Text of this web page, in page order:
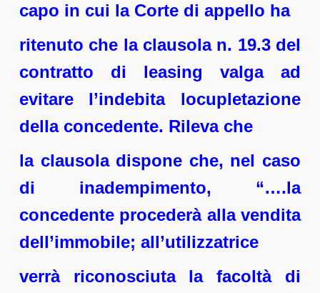
capo in cui la Corte di appello ha
ritenuto che la clausola n. 19.3 del
contratto di leasing valga ad
evitare l’indebita locupletazione
della concedente. Rileva che
la clausola dispone che, nel caso
di inadempimento, “….la
concedente procederà alla vendita
dell’immobile; all’utilizzatrice
verrà riconosciuta la facoltà di